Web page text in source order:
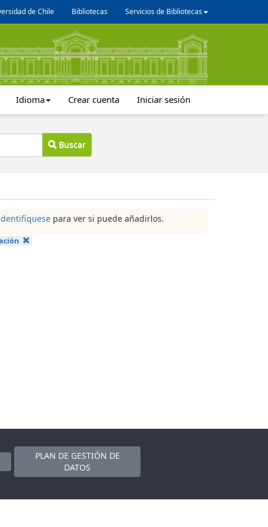
de Chile Bibliotecas Servicios de Bibliotecas
Idioma Crear cuenta Iniciar sesión
Buscar
para ver si puede añadirlos.
PLAN DE GESTIÓN DE
DATOS